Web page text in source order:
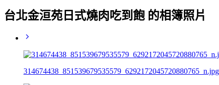
台北金洹苑日式燒肉吃到飽 的相簿照片
314674438_851539679535579_6292172045720880765_n.jpg